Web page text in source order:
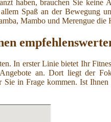
haben, brauchen Sie keine
Spaß an der Bewegung
Mambo und Merengue die
In erster Linie bietet Ihr
an. Dort liegt der
Sie in Frage kommen. Ist